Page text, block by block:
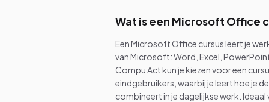
Wat is een Microsoft Office
Een Microsoft Office cursus leert je
van Microsoft: Word, Excel,
Compu Act kun je kiezen voor een
eindgebruikers, waarbij je leert hoe je
combineert in je dagelijkse werk.